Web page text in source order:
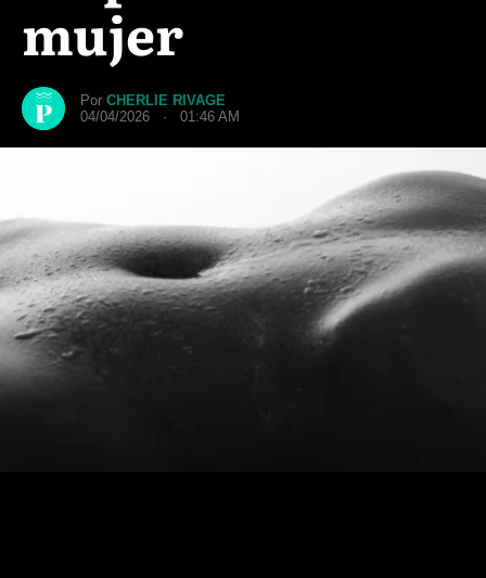
mujer
Por CHERLIE RIVAGE
04/04/2026 · 01:46 AM